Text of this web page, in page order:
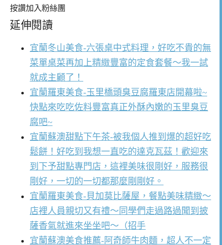
按讚加入粉絲團
延伸閱讀
宜蘭冬山美食-六張桌中式料理，好吃不貴的無
菜單桌菜再加上精緻豐富的定食套餐～我一試
就成主顧了！
宜蘭羅東美食-玉里橋頭臭豆腐羅東店開幕啦~
快點來吃吃佐料豐富真正外酥內嫩的玉里臭豆
腐吧~
宜蘭蘇澳甜點下午茶-被我個人推到爆的超好吃
鬆餅！好吃到我想一直吃的達克瓦茲！歡迎來
到下予甜點專門店，這裡美味很剛好，服務很
剛好，一切的一切都那麼剛剛好。
宜蘭羅東美食-貝加莫比薩屋，餐點美味精緻～
店裡人員親切又有禮～同學們走過路過聞到披
薩香氣就進來坐坐吧～（招手
宜蘭蘇澳美食推薦-阿奇師牛肉麵，超人不一定